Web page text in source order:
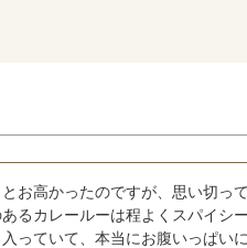
お高かったのですが、思い切っ
あるカレールーは程よくスパイシ
っていて、本当にお腹いっぱい